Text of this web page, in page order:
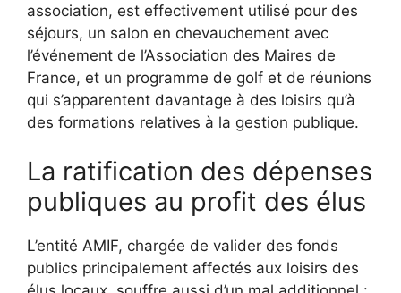
association, est effectivement utilisé pour des
séjours, un salon en chevauchement avec
l’événement de l’Association des Maires de
France, et un programme de golf et de réunions
qui s’apparentent davantage à des loisirs qu’à
des formations relatives à la gestion publique.
La ratification des dépenses
publiques au profit des élus
L’entité AMIF, chargée de valider des fonds
publics principalement affectés aux loisirs des